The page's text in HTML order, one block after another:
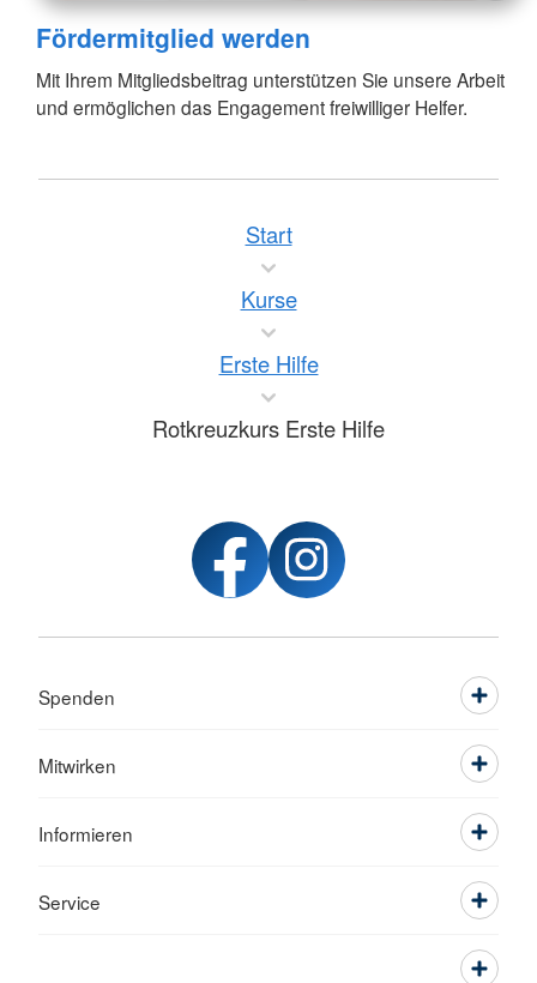
Fördermitglied werden
Mit Ihrem Mitgliedsbeitrag unterstützen Sie unsere Arbeit
und ermöglichen das Engagement freiwilliger Helfer.
Start
Kurse
Erste Hilfe
Rotkreuzkurs Erste Hilfe
Spenden
Mitwirken
Informieren
Service